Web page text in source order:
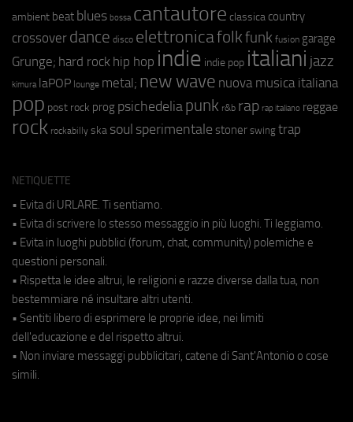
ambient beat blues bossa cantautore classica country
crossover dance disco elettronicafolkfunk fusion garage
Grunge; hard rock hip hop indie indie pop italiani jazz
kimura laPOP lounge metal; new wave nuova musica italiana
pop post rock prog psichedeliapunk r&b rap rap italiano reggae
rock rockabilly ska soul sperimentale stoner swing trap
NETIQUETTE
• Evita di URLARE. Ti sentiamo.
• Evita di scrivere lo stesso messaggio in più luoghi. Ti leggiamo.
• Evita in luoghi pubblici (forum, chat, community) polemiche e
questioni personali.
• Rispetta le idee altrui, le religioni e razze diverse dalla tua, non
bestemmiare né insultare altri utenti.
• Sentiti libero di esprimere le proprie idee, nei limiti
dell'educazione e del rispetto altrui.
• Non inviare messaggi pubblicitari, catene di Sant'Antonio o cose
simili.